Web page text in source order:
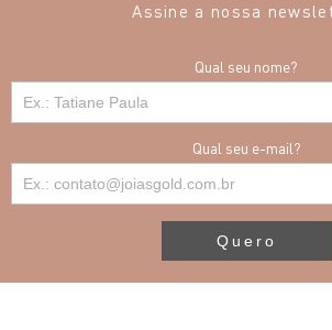
Assine a nossa
Qual seu nome?
Qual seu e-mail?
Quero